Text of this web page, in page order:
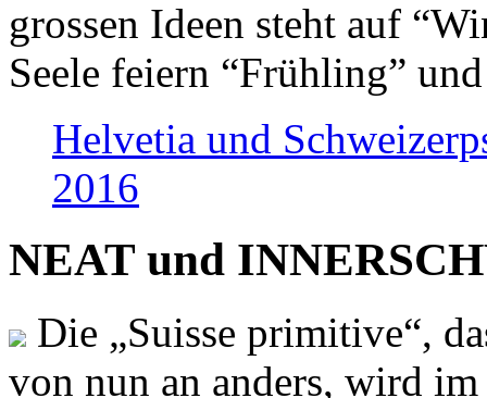
grossen Ideen steht auf
Seele feiern “Frühling”
Helvetia und
2016
NEAT und
Die „Suisse primitive“,
von nun an anders, wird